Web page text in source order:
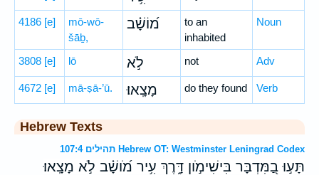
4186 [e]
mō-wō-
šāḇ,
מ֝וֹשָׁ֗ב
to an
inhabited
Noun
3808 [e] lō לֹ֣א not Adv
4672 [e] mā-ṣā-’ū. מָצָֽאוּ׃ do they found Verb
Hebrew Texts
תהילים 107:4 Hebrew OT: Westminster Leningrad Codex
תָּע֣וּ בַ֭מִּדְבָּר בִּישִׁימֹ֣ון דָּ֑רֶךְ עִ֥יר מֹ֝ושָׁ֗ב לֹ֣א מָצָֽאוּ׃